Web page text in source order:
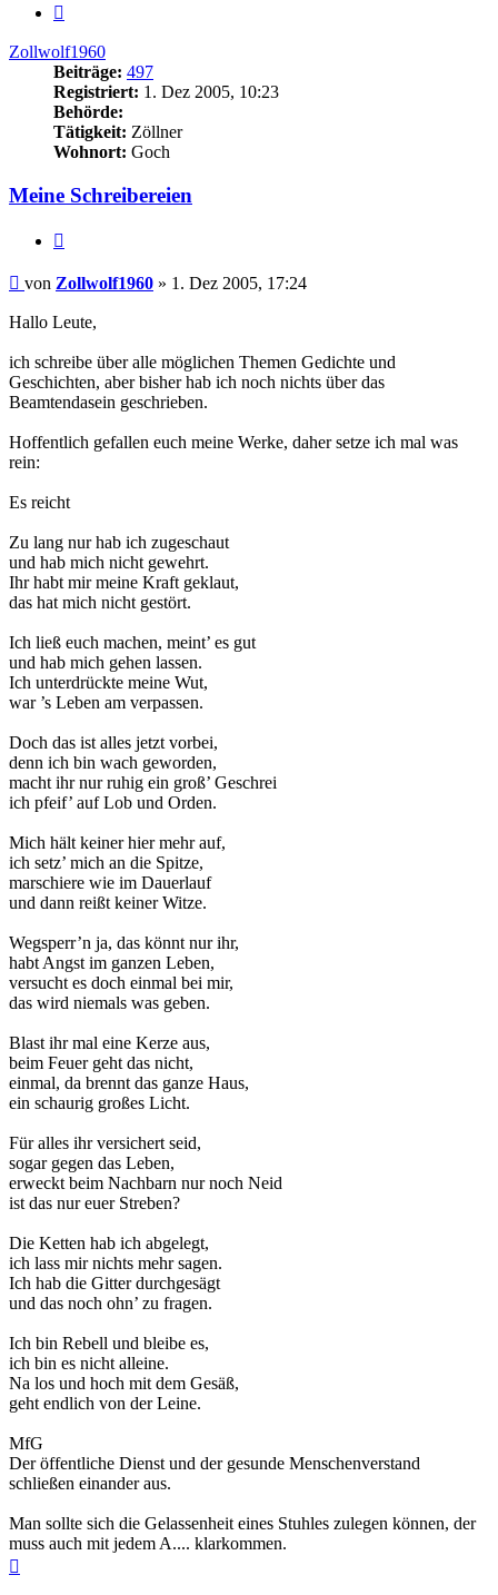
Zollwolf1960
Beiträge: 497
Registriert: 1. Dez 2005, 10:23
Behörde:
Tätigkeit: Zöllner
Wohnort: Goch
Meine Schreibereien
Beitrag
von Zollwolf1960 » 1. Dez 2005, 17:24
Hallo Leute,
ich schreibe über alle möglichen Themen Gedichte und
Geschichten, aber bisher hab ich noch nichts über das
Beamtendasein geschrieben.
Hoffentlich gefallen euch meine Werke, daher setze ich mal was
rein:
Es reicht
Zu lang nur hab ich zugeschaut
und hab mich nicht gewehrt.
Ihr habt mir meine Kraft geklaut,
das hat mich nicht gestört.
Ich ließ euch machen, meint’ es gut
und hab mich gehen lassen.
Ich unterdrückte meine Wut,
war ’s Leben am verpassen.
Doch das ist alles jetzt vorbei,
denn ich bin wach geworden,
macht ihr nur ruhig ein groß’ Geschrei
ich pfeif’ auf Lob und Orden.
Mich hält keiner hier mehr auf,
ich setz’ mich an die Spitze,
marschiere wie im Dauerlauf
und dann reißt keiner Witze.
Wegsperr’n ja, das könnt nur ihr,
habt Angst im ganzen Leben,
versucht es doch einmal bei mir,
das wird niemals was geben.
Blast ihr mal eine Kerze aus,
beim Feuer geht das nicht,
einmal, da brennt das ganze Haus,
ein schaurig großes Licht.
Für alles ihr versichert seid,
sogar gegen das Leben,
erweckt beim Nachbarn nur noch Neid
ist das nur euer Streben?
Die Ketten hab ich abgelegt,
ich lass mir nichts mehr sagen.
Ich hab die Gitter durchgesägt
und das noch ohn’ zu fragen.
Ich bin Rebell und bleibe es,
ich bin es nicht alleine.
Na los und hoch mit dem Gesäß,
geht endlich von der Leine.
MfG
Der öffentliche Dienst und der gesunde Menschenverstand
schließen einander aus.
Man sollte sich die Gelassenheit eines Stuhles zulegen können, der
muss auch mit jedem A.... klarkommen.